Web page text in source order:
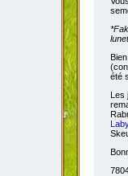
été
Les